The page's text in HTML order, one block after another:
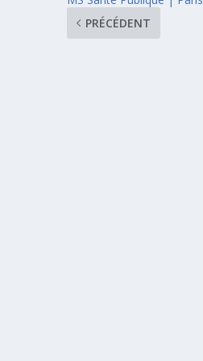
PRÉCÉDENT